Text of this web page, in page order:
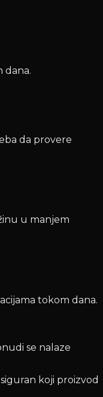
dana.
da provere
u manjem
tokom dana.
se nalaze
koji proizvod